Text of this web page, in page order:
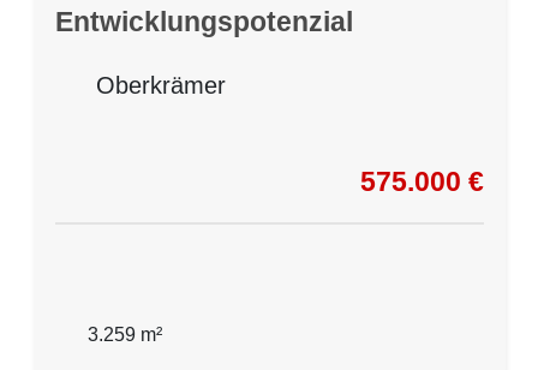
Entwicklungspotenzial
Oberkrämer
575.000 €
3.259 m²